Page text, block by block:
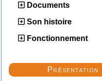
Documents
Son histoire
Fonctionnement
Présentation